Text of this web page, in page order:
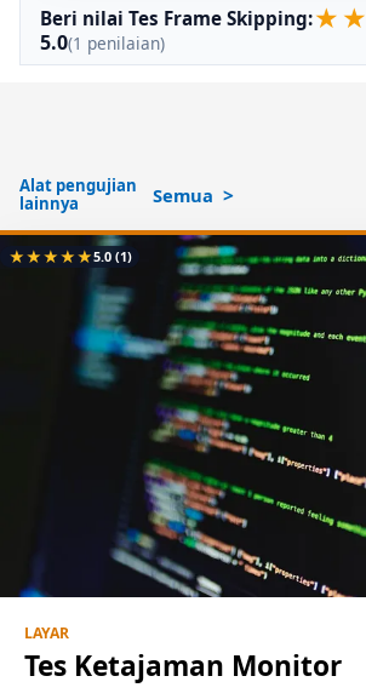
Beri nilai Tes Frame Skipping:★ ★
5.0(1 penilaian)
Alat pengujian
lainnya
Semua
★★★★★5.0(1)
LAYAR
Tes Ketajaman Monitor